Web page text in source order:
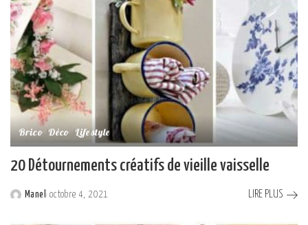
Brico Déco Lifestyle
20 Détournements créatifs de vieille vaisselle
Manel octobre 4, 2021 LIRE PLUS